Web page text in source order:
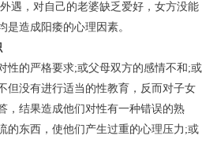
遇，对自己的老婆缺乏爱好，女方没能
是造成阳痿的心理因素。
的严格要求;或父母双方的感情不和;或
但没有进行适当的性教育，反而对子女
，结果造成他们对性有一种错误的熟
的东西，使他们产生过重的心理压力;或